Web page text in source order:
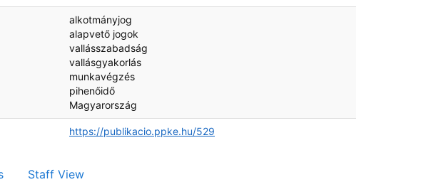
alkotmányjog
alapvető jogok
vallásszabadság
vallásgyakorlás
munkavégzés
pihenőidő
Magyarország
https://publikacio.ppke.hu/529
Staff View